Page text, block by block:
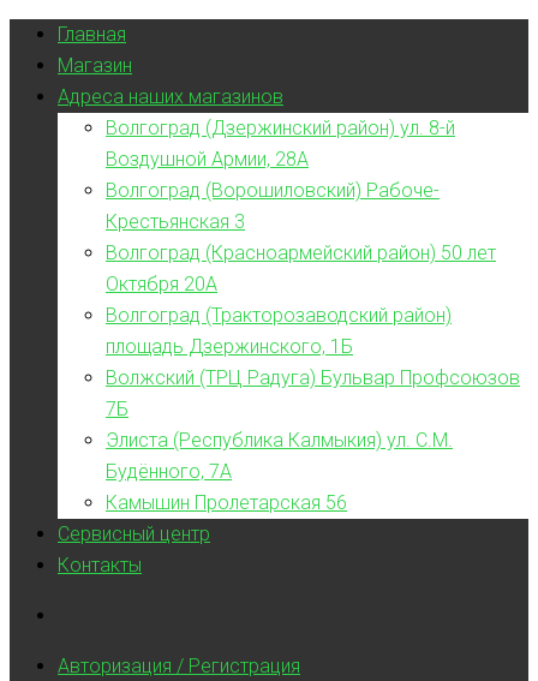
Главная
Магазин
Адреса наших магазинов
Волгоград (Дзержинский район) ул. 8-й
Воздушной Армии, 28А
Волгоград (Ворошиловский) Рабоче-
Крестьянская 3
Волгоград (Красноармейский район) 50 лет
Октября 20А
Волгоград (Тракторозаводский район)
площадь Дзержинского, 1Б
Волжский (ТРЦ Радуга) Бульвар Профсоюзов
7Б
Элиста (Республика Калмыкия) ул. С.М.
Будённого, 7А
Камышин Пролетарская 56
Сервисный центр
Контакты
Авторизация / Регистрация